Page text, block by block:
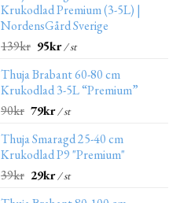
Krukodlad Premium (3-5L) |
NordensGård Sverige
139kr 95kr/ st
Thuja Brabant 60-80 cm
Krukodlad 3-5L “Premium”
90kr 79kr/ st
Thuja Smaragd 25-40 cm
Krukodlad P9 "Premium"
39kr 29kr/ st